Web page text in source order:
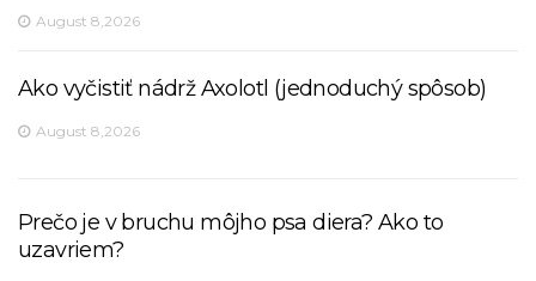
August 8,2026
Ako vyčistiť nádrž Axolotl (jednoduchý spôsob)
August 8,2026
Prečo je v bruchu môjho psa diera? Ako to
uzavriem?